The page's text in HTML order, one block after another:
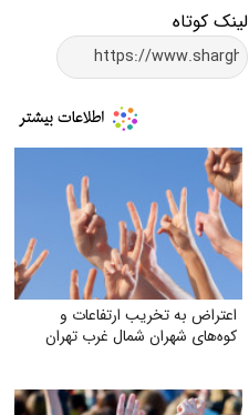
لینک کوتاه
اعتراض به تخریب ارتفاعات و
کوه‌های شهران شمال غرب تهران